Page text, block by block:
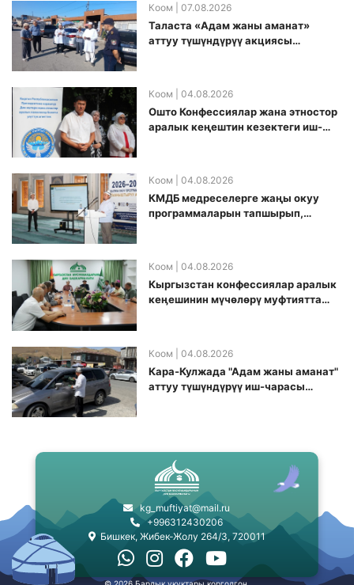
Коом | 07.08.2026
Таласта «Адам жаны аманат»
аттуу түшүндүрүү акциясы
Коом | 04.08.2026
Ошто Конфессиялар жана этностор
аралык кеңештин кезектеги иш-
Коом | 04.08.2026
КМДБ медреселерге жаңы окуу
программаларын тапшырып,
Коом | 04.08.2026
Кыргызстан конфессиялар аралык
кеӊешинин мүчөлөрү муфтиятта
Коом | 04.08.2026
Кара-Кулжада "Адам жаны аманат"
аттуу түшүндүрүү иш-чарасы
kg_muftiyat@mail.ru
+996312430206
Бишкек, Жибек-Жолу 264/3, 720011